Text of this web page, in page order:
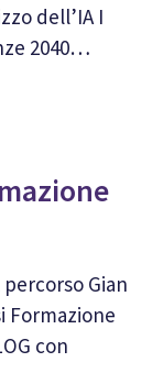
dell’IA I
2040…
Gian
Formazione
con